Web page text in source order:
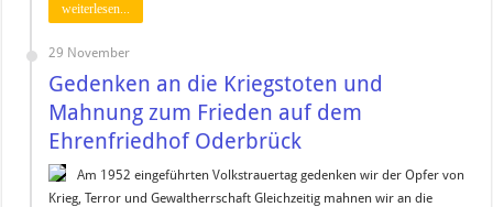
weiterlesen...
29 November
Gedenken an die Kriegstoten und
Mahnung zum Frieden auf dem
Ehrenfriedhof Oderbrück
Am 1952 eingeführten Volkstrauertag gedenken wir der Opfer von
Krieg, Terror und Gewaltherrschaft Gleichzeitig mahnen wir an die